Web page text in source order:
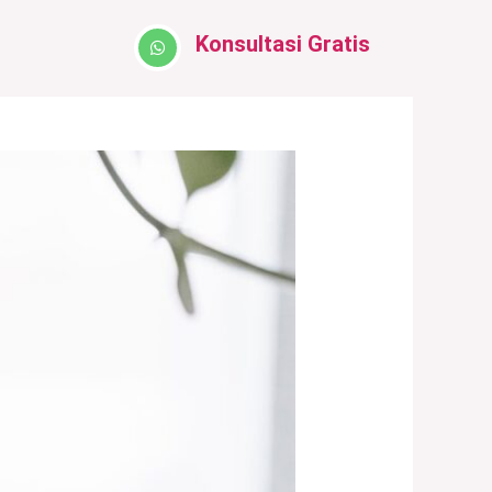
Konsultasi Gratis